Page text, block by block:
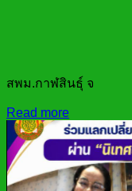
สพม.กาฬสินธุ์ จ
Read more